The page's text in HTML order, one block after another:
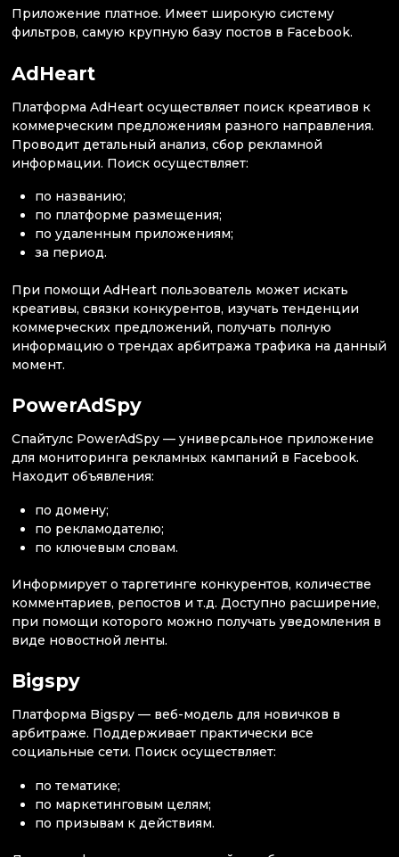
Приложение платное. Имеет широкую систему
фильтров, самую крупную базу постов в Facebook.
AdHeart
Платформа AdHeart осуществляет поиск креативов к
коммерческим предложениям разного направления.
Проводит детальный анализ, сбор рекламной
информации. Поиск осуществляет:
по названию;
по платформе размещения;
по удаленным приложениям;
за период.
При помощи AdHeart пользователь может искать
креативы, связки конкурентов, изучать тенденции
коммерческих предложений, получать полную
информацию о трендах арбитража трафика на данный
момент.
PowerAdSpy
Спайтулс PowerAdSpy — универсальное приложение
для мониторинга рекламных кампаний в Facebook.
Находит объявления:
по домену;
по рекламодателю;
по ключевым словам.
Информирует о таргетинге конкурентов, количестве
комментариев, репостов и т.д. Доступно расширение,
при помощи которого можно получать уведомления в
виде новостной ленты.
Bigspy
Платформа Bigspy — веб-модель для новичков в
арбитраже. Поддерживает практически все
социальные сети. Поиск осуществляет:
по тематике;
по маркетинговым целям;
по призывам к действиям.